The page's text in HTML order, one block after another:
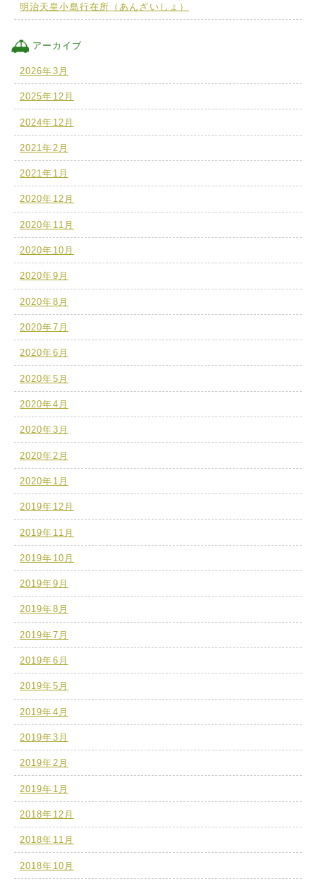
明治天皇小島行在所（あんざいしょ）
アーカイブ
2026年3月
2025年12月
2024年12月
2021年2月
2021年1月
2020年12月
2020年11月
2020年10月
2020年9月
2020年8月
2020年7月
2020年6月
2020年5月
2020年4月
2020年3月
2020年2月
2020年1月
2019年12月
2019年11月
2019年10月
2019年9月
2019年8月
2019年7月
2019年6月
2019年5月
2019年4月
2019年3月
2019年2月
2019年1月
2018年12月
2018年11月
2018年10月